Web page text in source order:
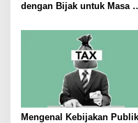
dengan Bijak untuk Masa
Mengenal Kebijakan Publik